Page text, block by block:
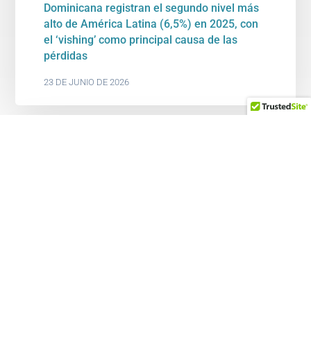
Dominicana registran el segundo nivel más
alto de América Latina (6,5%) en 2025, con
el ‘vishing’ como principal causa de las
pérdidas
23 DE JUNIO DE 2026